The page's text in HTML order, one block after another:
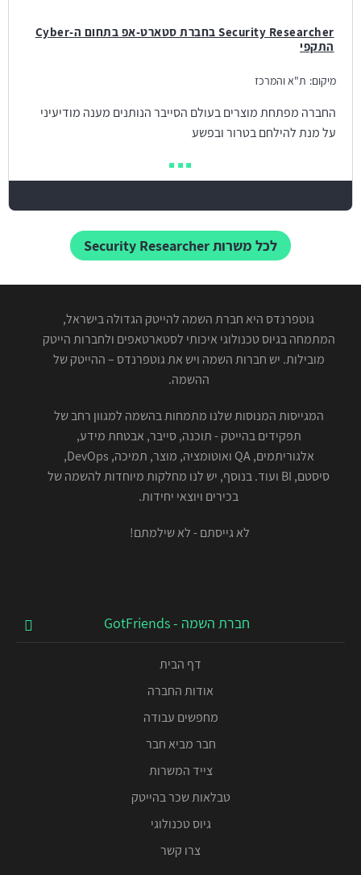
Security Researcher בחברת סטארט-אפ בתחום ה-Cyber
התקפי
מיקום: ת"א והמרכז
החברה מפתחת מוצרים בעולם הסייבר הנותנים מענה מודיעיני
על מנת להילחם בטרור ובפשע
לכל משרות Security Researcher
גוטפרנדס היא חברת השמה להייטק הגדולה בישראל,
המתמחה בגיוס טכנולוגי איכותי לסטארטאפים ולחברות הייטק
מובילות. יש חברות השמה ויש את גוטפרנדס – ההייטק של
ההשמה.
המגייסות המנוסות שלנו מתמחות בהשמה למגוון רחב של
תפקידים בהייטק - תוכנה, סייבר, אבטחת מידע,
אלגוריתמים, QA ואוטומציה, מוצר, תמיכה, DevOps,
סיסטם, BI ועוד. בנוסף, יש לנו מחלקות מיוחדות להשמה של
בכירים ויוצאי יחידות.
לא גייסתם - לא שילמתם!
חברת השמה - GotFriends
דף הבית
אודות החברה
מחפשים עבודה
חבר מביא חבר
צייד המשרות
טבלאות שכר בהייטק
גיוס טכנולוגי
צרו קשר